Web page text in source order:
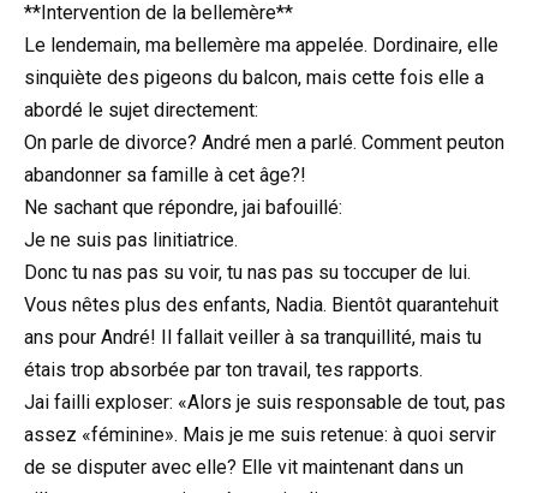
**Intervention de la bellemère**
Le lendemain, ma bellemère ma appelée. Dordinaire, elle
sinquiète des pigeons du balcon, mais cette fois elle a
abordé le sujet directement:
On parle de divorce? André men a parlé. Comment peuton
abandonner sa famille à cet âge?!
Ne sachant que répondre, jai bafouillé:
Je ne suis pas linitiatrice.
Donc tu nas pas su voir, tu nas pas su toccuper de lui.
Vous nêtes plus des enfants, Nadia. Bientôt quarantehuit
ans pour André! Il fallait veiller à sa tranquillité, mais tu
étais trop absorbée par ton travail, tes rapports.
Jai failli exploser: «Alors je suis responsable de tout, pas
assez «féminine». Mais je me suis retenue: à quoi servir
de se disputer avec elle? Elle vit maintenant dans un